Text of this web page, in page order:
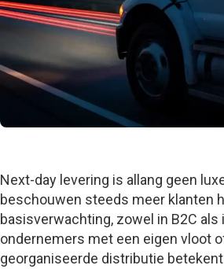
Next-day levering is allang geen
beschouwen steeds meer klanten
basisverwachting, zowel in B2C als
ondernemers met een eigen vloot
georganiseerde distributie